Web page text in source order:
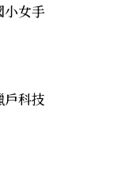
小女手
戶科技